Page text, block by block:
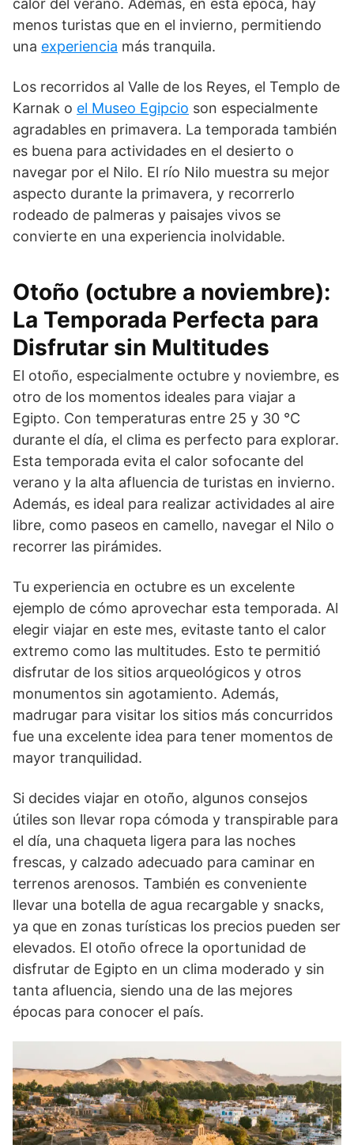
calor del verano. Además, en esta época, hay
menos turistas que en el invierno, permitiendo
una experiencia más tranquila.
Los recorridos al Valle de los Reyes, el Templo de
Karnak o el Museo Egipcio son especialmente
agradables en primavera. La temporada también
es buena para actividades en el desierto o
navegar por el Nilo. El río Nilo muestra su mejor
aspecto durante la primavera, y recorrerlo
rodeado de palmeras y paisajes vivos se
convierte en una experiencia inolvidable.
Otoño (octubre a noviembre):
La Temporada Perfecta para
Disfrutar sin Multitudes
El otoño, especialmente octubre y noviembre, es
otro de los momentos ideales para viajar a
Egipto. Con temperaturas entre 25 y 30 °C
durante el día, el clima es perfecto para explorar.
Esta temporada evita el calor sofocante del
verano y la alta afluencia de turistas en invierno.
Además, es ideal para realizar actividades al aire
libre, como paseos en camello, navegar el Nilo o
recorrer las pirámides.
Tu experiencia en octubre es un excelente
ejemplo de cómo aprovechar esta temporada. Al
elegir viajar en este mes, evitaste tanto el calor
extremo como las multitudes. Esto te permitió
disfrutar de los sitios arqueológicos y otros
monumentos sin agotamiento. Además,
madrugar para visitar los sitios más concurridos
fue una excelente idea para tener momentos de
mayor tranquilidad.
Si decides viajar en otoño, algunos consejos
útiles son llevar ropa cómoda y transpirable para
el día, una chaqueta ligera para las noches
frescas, y calzado adecuado para caminar en
terrenos arenosos. También es conveniente
llevar una botella de agua recargable y snacks,
ya que en zonas turísticas los precios pueden ser
elevados. El otoño ofrece la oportunidad de
disfrutar de Egipto en un clima moderado y sin
tanta afluencia, siendo una de las mejores
épocas para conocer el país.